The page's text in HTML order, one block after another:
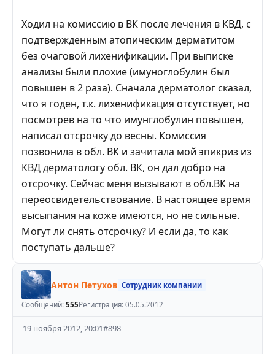
Ходил на комиссию в ВК после лечения в КВД, с
подтвержденным атопическим дерматитом
без очаговой лихенификации. При выписке
анализы были плохие (имуноглобулин был
повышен в 2 раза). Сначала дерматолог сказал,
что я годен, т.к. лихенификация отсутствует, но
посмотрев на то что имунглобулин повышен,
написал отсрочку до весны. Комиссия
позвонила в обл. ВК и зачитала мой эпикриз из
КВД дерматологу обл. ВК, он дал добро на
отсрочку. Сейчас меня вызывают в обл.ВК на
переосвидетельствование. В настоящее время
высыпания на коже имеются, но не сильные.
Могут ли снять отсрочку? И если да, то как
поступать дальше?
Антон Петухов Сотрудник компании
Сообщений: 555Регистрация: 05.05.2012
19 ноября 2012, 20:01#898